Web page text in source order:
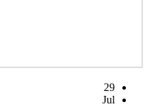
29
Jul